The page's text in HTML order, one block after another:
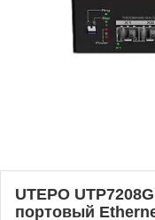
UTEPO
портовый